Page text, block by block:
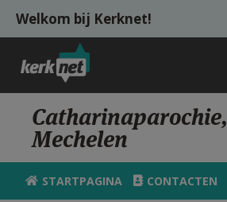
Overslaan en naar de inhoud gaan
Welkom bij Kerknet!
STARTPAGINA
KERK
VIERINGEN
Catharinaparochie,
Mechelen
STARTPAGINA CONTACTEN